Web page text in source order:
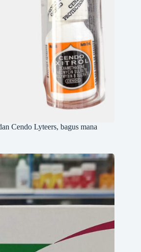
Cendo Lyteers, bagus mana